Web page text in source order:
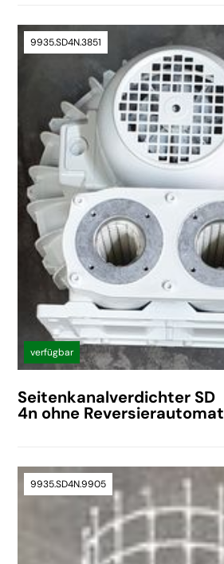
9935.SD4N.3851
verfügbar
Seitenkanalverdichter SD
4n ohne Reversierautomat
9935.SD4N.9905